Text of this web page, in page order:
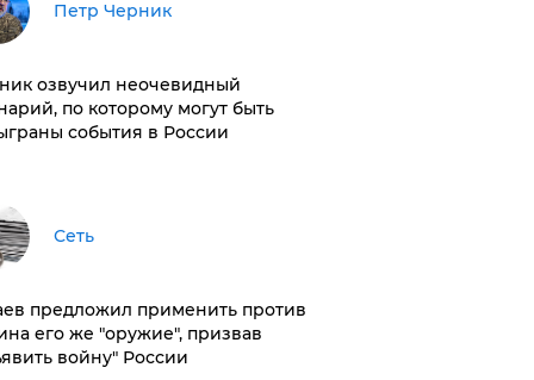
Петр Черник
озвучил неочевидный
по которому могут быть
события в России
Сеть
предложил применить против
его же "оружие", призвав
войну" России